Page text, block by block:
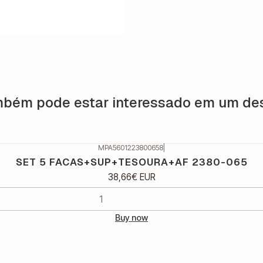
pode estar interessado em um
MPA5601223800658
SET 5 FACAS+SUP+TESOURA+AF 2380-065
38,66€ EUR
Buy now